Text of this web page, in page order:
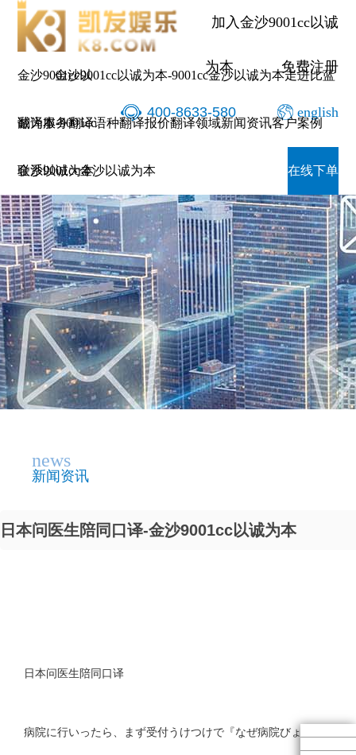
加入金沙9001cc以诚
为本 免费注册
400-8633-580 english
金沙9001cc以
诚为本-9001cc
金沙以诚为本
金沙9001cc以诚为本-9001cc金沙以诚为本走进比蓝
翻译服务翻译语种翻译报价翻译领域新闻资讯客户案例
联系9001cc金沙以诚为本 在线下单
news
新闻资讯
日本问医生陪同口译-金沙9001cc以诚为本
日本问医生陪同口译
病院に行いったら、まず受付うけつけで『なぜ病院びょういんに